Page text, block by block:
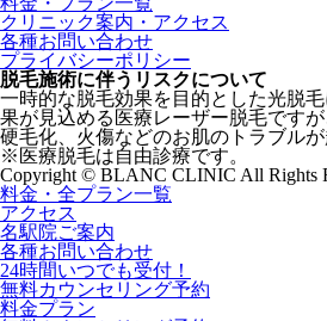
クリニック案内・アクセス
各種お問い合わせ
プライバシーポリシー
脱毛施術に伴うリスクについて
一時的な脱毛効果を目的とした光脱
果が見込める医療レーザー脱毛ですが
硬毛化、火傷などのお肌のトラブルが
※医療脱毛は自由診療です。
Copyright © BLANC CLINIC All Rights
料金・全プラン一覧
アクセス
名駅院ご案内
各種お問い合わせ
24時間いつでも受付！
無料カウンセリング予約
料金プラン